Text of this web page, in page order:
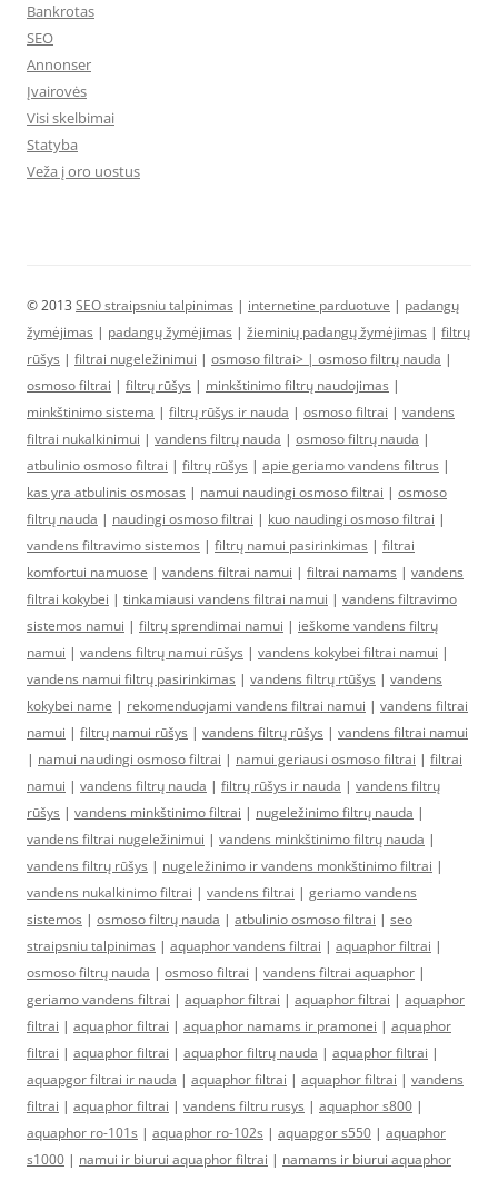
Bankrotas
SEO
Annonser
Įvairovės
Visi skelbimai
Statyba
Veža į oro uostus
© 2013 SEO straipsniu talpinimas | internetine parduotuve | padangų
žymėjimas | padangų žymėjimas | žieminių padangų žymėjimas | filtrų
rūšys | filtrai nugeležinimui | osmoso filtrai> | osmoso filtrų nauda |
osmoso filtrai | filtrų rūšys | minkštinimo filtrų naudojimas |
minkštinimo sistema | filtrų rūšys ir nauda | osmoso filtrai | vandens
filtrai nukalkinimui | vandens filtrų nauda | osmoso filtrų nauda |
atbulinio osmoso filtrai | filtrų rūšys | apie geriamo vandens filtrus |
kas yra atbulinis osmosas | namui naudingi osmoso filtrai | osmoso
filtrų nauda | naudingi osmoso filtrai | kuo naudingi osmoso filtrai |
vandens filtravimo sistemos | filtrų namui pasirinkimas | filtrai
komfortui namuose | vandens filtrai namui | filtrai namams | vandens
filtrai kokybei | tinkamiausi vandens filtrai namui | vandens filtravimo
sistemos namui | filtrų sprendimai namui | ieškome vandens filtrų
namui | vandens filtrų namui rūšys | vandens kokybei filtrai namui |
vandens namui filtrų pasirinkimas | vandens filtrų rtūšys | vandens
kokybei name | rekomenduojami vandens filtrai namui | vandens filtrai
namui | filtrų namui rūšys | vandens filtrų rūšys | vandens filtrai namui
| namui naudingi osmoso filtrai | namui geriausi osmoso filtrai | filtrai
namui | vandens filtrų nauda | filtrų rūšys ir nauda | vandens filtrų
rūšys | vandens minkštinimo filtrai | nugeležinimo filtrų nauda |
vandens filtrai nugeležinimui | vandens minkštinimo filtrų nauda |
vandens filtrų rūšys | nugeležinimo ir vandens monkštinimo filtrai |
vandens nukalkinimo filtrai | vandens filtrai | geriamo vandens
sistemos | osmoso filtrų nauda | atbulinio osmoso filtrai | seo
straipsniu talpinimas | aquaphor vandens filtrai | aquaphor filtrai |
osmoso filtrų nauda | osmoso filtrai | vandens filtrai aquaphor |
geriamo vandens filtrai | aquaphor filtrai | aquaphor filtrai | aquaphor
filtrai | aquaphor filtrai | aquaphor namams ir pramonei | aquaphor
filtrai | aquaphor filtrai | aquaphor filtrų nauda | aquaphor filtrai |
aquapgor filtrai ir nauda | aquaphor filtrai | aquaphor filtrai | vandens
filtrai | aquaphor filtrai | vandens filtru rusys | aquaphor s800 |
aquaphor ro-101s | aquaphor ro-102s | aquapgor s550 | aquaphor
s1000 | namui ir biurui aquaphor filtrai | namams ir biurui aquaphor